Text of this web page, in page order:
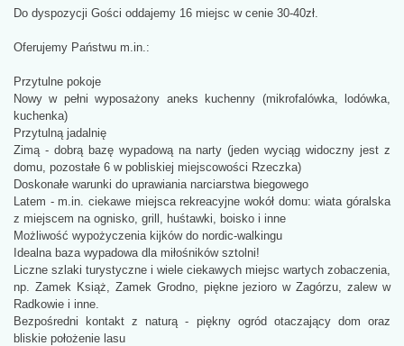
Do dyspozycji Gości oddajemy 16 miejsc w cenie 30-40zł.
Oferujemy Państwu m.in.:
Przytulne pokoje
Nowy w pełni wyposażony aneks kuchenny (mikrofalówka, lodówka,
kuchenka)
Przytulną jadalnię
Zimą - dobrą bazę wypadową na narty (jeden wyciąg widoczny jest z
domu, pozostałe 6 w pobliskiej miejscowości Rzeczka)
Doskonałe warunki do uprawiania narciarstwa biegowego
Latem - m.in. ciekawe miejsca rekreacyjne wokół domu: wiata góralska
z miejscem na ognisko, grill, huśtawki, boisko i inne
Możliwość wypożyczenia kijków do nordic-walkingu
Idealna baza wypadowa dla miłośników sztolni!
Liczne szlaki turystyczne i wiele ciekawych miejsc wartych zobaczenia,
np. Zamek Książ, Zamek Grodno, piękne jezioro w Zagórzu, zalew w
Radkowie i inne.
Bezpośredni kontakt z naturą - piękny ogród otaczający dom oraz
bliskie położenie lasu